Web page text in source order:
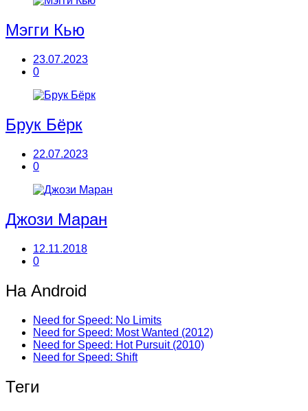
Мэгги Кью
23.07.2023
0
Брук Бёрк
22.07.2023
0
Джози Маран
12.11.2018
0
На Android
Need for Speed: No Limits
Need for Speed: Most Wanted (2012)
Need for Speed: Hot Pursuit (2010)
Need for Speed: Shift
Теги